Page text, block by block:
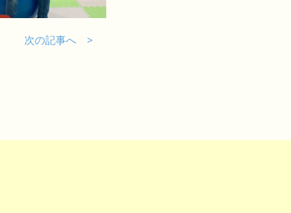
次の記事へ >